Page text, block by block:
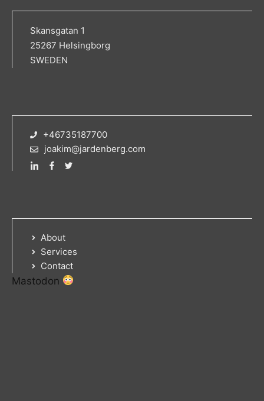
Skansgatan 1
25267 Helsingborg
SWEDEN
+46735187700
joakim@jardenberg.com
About
Services
Contact
Mastodon